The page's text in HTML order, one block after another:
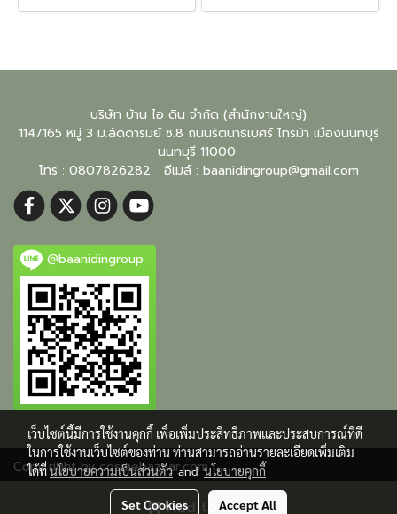
Add to Cart
บริษัท บ้าน ไอ ดิน จำกัด (สำนักงานใหญ่)
114/165 หมู่ 3 ม.ลัดดารมย์ ซ.8 ถนนรัตนาธิเบศร์ ไทรม้า เมืองนนทบุรี
นนทบุรี 11000
โทร : 0807826282 อีเมล์ : baanidingroup@gmail.com
@baanidingroup
Copy right by cosmebazaar.com
Visitors 3,168,807
เว็บไซต์นี้มีการใช้งานคุกกี้ เพื่อเพิ่มประสิทธิภาพและประสบการณ์ที่ดี
ในการใช้งานเว็บไซต์ของท่าน ท่านสามารถอ่านรายละเอียดเพิ่มเติม
ได้ที่นโยบายความเป็นส่วนตัวandนโยบายคุกกี้
Set Cookies Accept All